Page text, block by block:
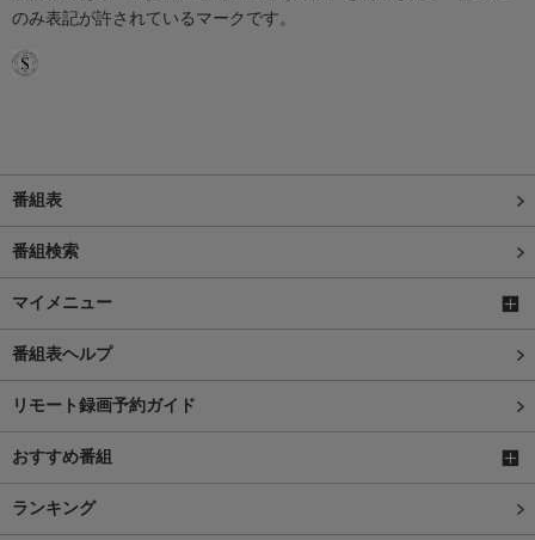
のみ表記が許されているマークです。
番組表
番組検索
マイメニュー
番組表ヘルプ
リモート録画予約ガイド
おすすめ番組
ランキング